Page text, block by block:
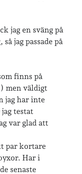
jag en sväng på
jag passade på
finns på
men väldigt
jag har inte
testat
var glad att
par kortare
Har i
senaste